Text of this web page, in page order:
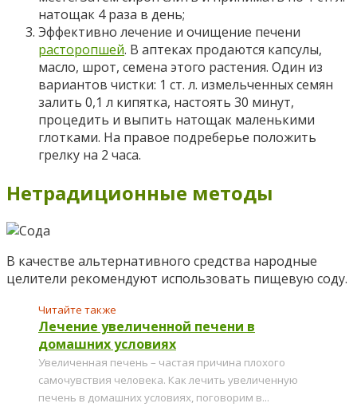
натощак 4 раза в день;
Эффективно лечение и очищение печени
расторопшей. В аптеках продаются капсулы,
масло, шрот, семена этого растения. Один из
вариантов чистки: 1 ст. л. измельченных семян
залить 0,1 л кипятка, настоять 30 минут,
процедить и выпить натощак маленькими
глотками. На правое подреберье положить
грелку на 2 часа.
Нетрадиционные методы
В качестве альтернативного средства народные
целители рекомендуют использовать пищевую соду.
Читайте также
Лечение увеличенной печени в
домашних условиях
Увеличенная печень – частая причина плохого
самочувствия человека. Как лечить увеличенную
печень в домашних условиях, поговорим в...